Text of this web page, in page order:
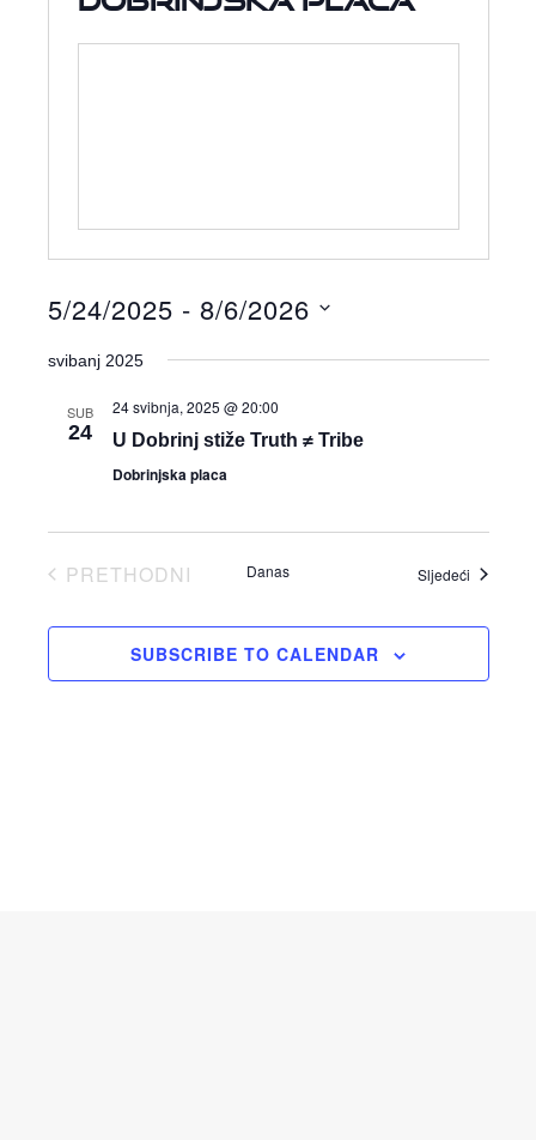
5/24/2025 - 8/6/2026
datum.
svibanj 2025
SUB
24
24 svibnja, 2025 @ 20:00
U Dobrinj stiže Truth ≠ Tribe
Dobrinjska placa
PRETHODNI
Danas Sljedeći Događaji
SUBSCRIBE TO CALENDAR